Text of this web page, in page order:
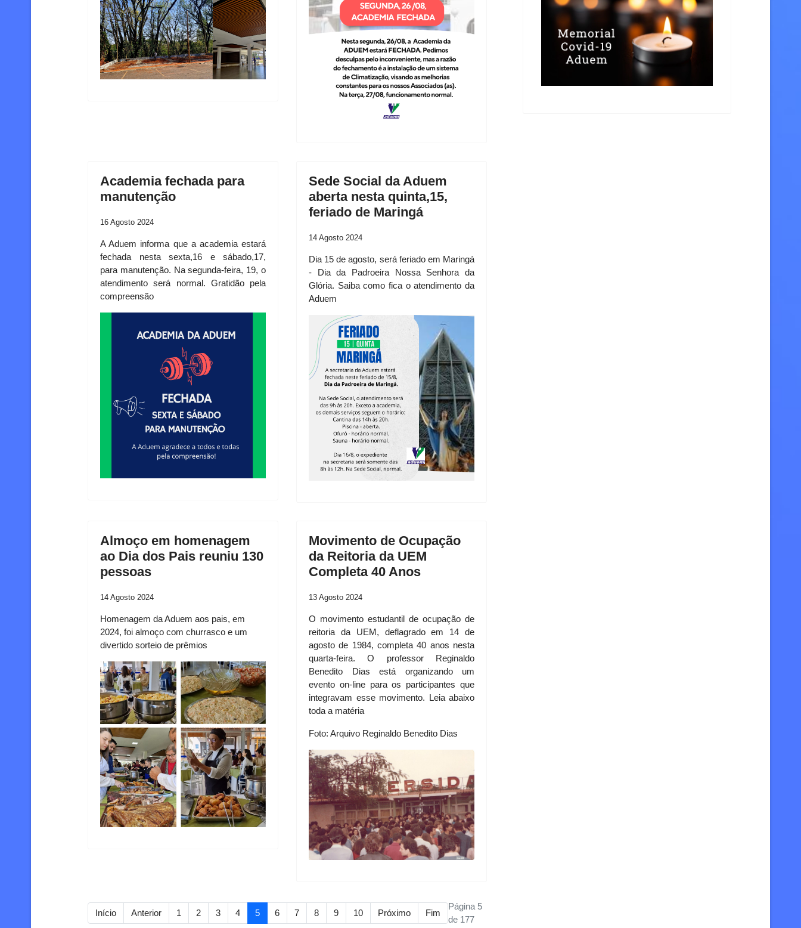
Academia fechada para
manutenção
16 Agosto 2024
A Aduem informa que a academia estará
fechada nesta sexta,16 e sábado,17,
para manutenção. Na segunda-feira, 19, o
atendimento será normal. Gratidão pela
compreensão
Sede Social da Aduem
aberta nesta quinta,15,
feriado de Maringá
14 Agosto 2024
Dia 15 de agosto, será feriado em Maringá
- Dia da Padroeira Nossa Senhora da
Glória. Saiba como fica o atendimento da
Aduem
Almoço em homenagem
ao Dia dos Pais reuniu 130
pessoas
14 Agosto 2024
Homenagem da Aduem aos pais, em
2024, foi almoço com churrasco e um
divertido sorteio de prêmios
Movimento de Ocupação
da Reitoria da UEM
Completa 40 Anos
13 Agosto 2024
O movimento estudantil de ocupação de
reitoria da UEM, deflagrado em 14 de
agosto de 1984, completa 40 anos nesta
quarta-feira. O professor Reginaldo
Benedito Dias está organizando um
evento on-line para os participantes que
integravam esse movimento. Leia abaixo
toda a matéria
Foto: Arquivo Reginaldo Benedito Dias
Início Anterior 1 2 3 4 5 6 7 8 9 10 Próximo Fim
Página 5
de 177